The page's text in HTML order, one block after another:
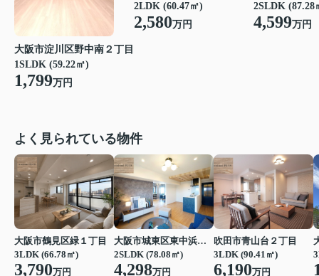
大阪市淀川区野中南２丁目
1SLDK (59.22㎡)
1,799万円
2LDK (60.47㎡)
2,580万円
2SLDK (87.28
4,599万円
よく見られている物件
大阪市鶴見区緑１丁目
3LDK (66.78㎡)
3,790万円
大阪市城東区東中浜６丁目
2SLDK (78.08㎡)
4,298万円
吹田市青山台２丁目
3LDK (90.41㎡)
6,190万円